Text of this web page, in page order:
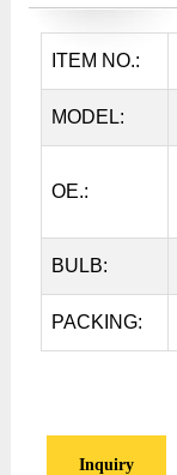
ITEM NO.:
MODEL:
OE.:
BULB:
PACKING:
Inquiry